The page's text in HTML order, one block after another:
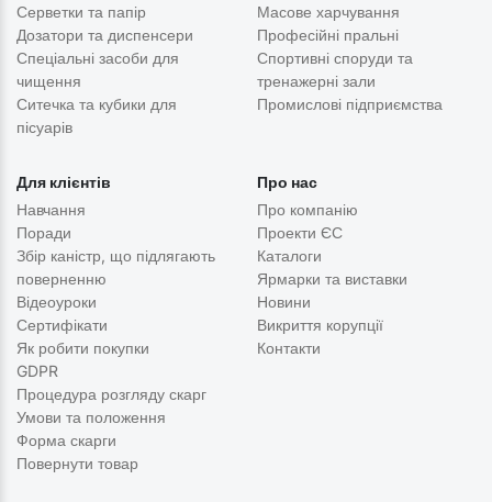
Серветки та папір
Дозатори та диспенсери
Спеціальні засоби для
чищення
Ситечка та кубики для
пісуарів
Масове харчування
Професійні пральні
Спортивні споруди та
тренажерні зали
Промислові підприємства
Для клієнтів
Навчання
Поради
Збір каністр, що підлягають
поверненню
Відеоуроки
Сертифікати
Як робити покупки
GDPR
Процедура розгляду скарг
Умови та положення
Форма скарги
Повернути товар
Про нас
Про компанію
Проекти ЄС
Каталоги
Ярмарки та виставки
Новини
Викриття корупції
Контакти